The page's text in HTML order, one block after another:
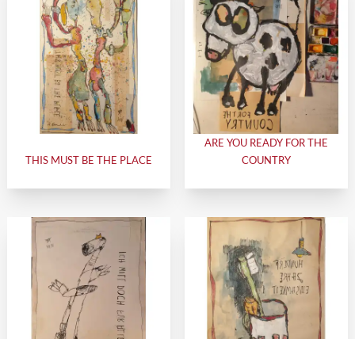
THIS MUST BE THE PLACE
ARE YOU READY FOR THE
COUNTRY